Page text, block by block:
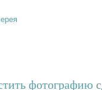
фотографию